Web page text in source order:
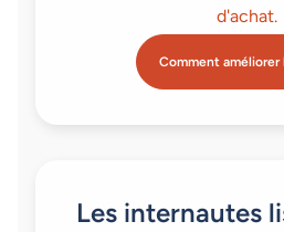
d'achat.
Comment améliorer
Les internautes